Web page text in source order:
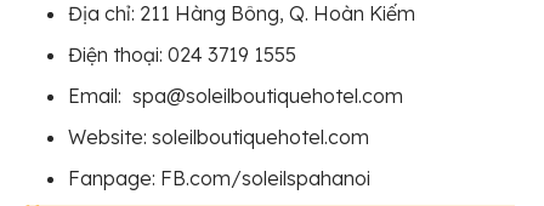
Địa chỉ: 211 Hàng Bông, Q. Hoàn Kiếm
Điện thoại: 024 3719 1555
Email: spa@soleilboutiquehotel.com
Website: soleilboutiquehotel.com
Fanpage: FB.com/soleilspahanoi